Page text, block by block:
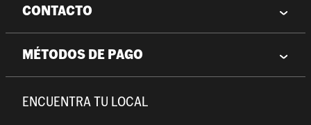
CONTACTO
MÉTODOS DE PAGO
ENCUENTRA TU LOCAL